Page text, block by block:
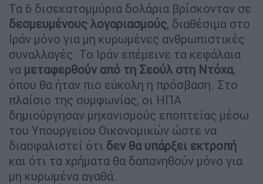
Τα 6 δισεκατομμύρια δολάρια βρίσκονταν σε
δεσμευμένους λογαριασμούς, διαθέσιμα στο
Ιράν μόνο για μη κυρωμένες ανθρωπιστικές
συναλλαγές. Το Ιράν επέμεινε τα κεφάλαια
να μεταφερθούν από τη Σεούλ στη Ντόχα,
όπου θα ήταν πιο εύκολη η πρόσβαση. Στο
πλαίσιο της συμφωνίας, οι ΗΠΑ
δημιούργησαν μηχανισμούς εποπτείας μέσω
του Υπουργείου Οικονομικών ώστε να
διασφαλιστεί ότι δεν θα υπάρξει εκτροπή
και ότι τα χρήματα θα δαπανηθούν μόνο για
μη κυρωμένα αγαθά.